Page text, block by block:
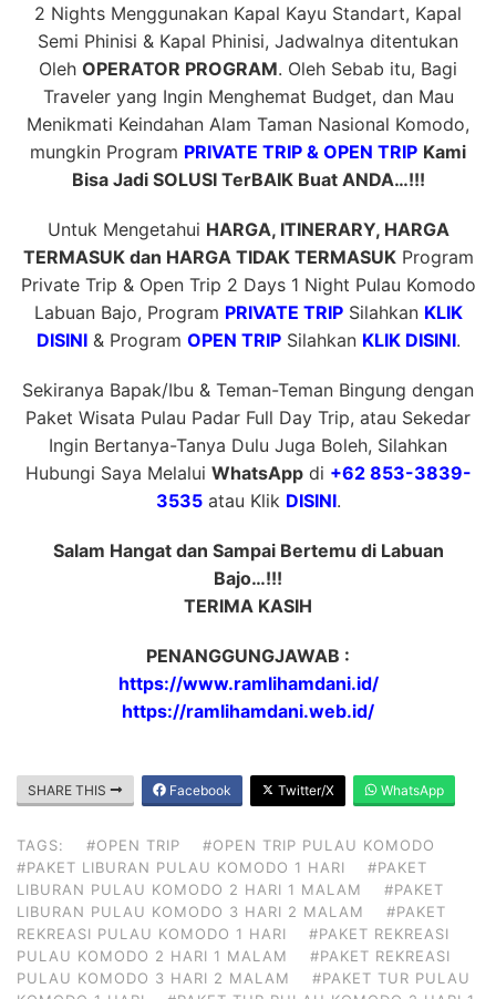
2 Nights Menggunakan Kapal Kayu Standart, Kapal
Semi Phinisi & Kapal Phinisi, Jadwalnya ditentukan
Oleh OPERATOR PROGRAM. Oleh Sebab itu, Bagi
Traveler yang Ingin Menghemat Budget, dan Mau
Menikmati Keindahan Alam Taman Nasional Komodo,
mungkin Program PRIVATE TRIP & OPEN TRIP Kami
Bisa Jadi SOLUSI TerBAIK Buat ANDA…!!!
Untuk Mengetahui HARGA, ITINERARY, HARGA
TERMASUK dan HARGA TIDAK TERMASUKProgram
Private Trip & Open Trip 2 Days 1 Night Pulau Komodo
Labuan Bajo, Program PRIVATE TRIPSilahkan KLIK
DISINI& Program OPEN TRIPSilahkan KLIK DISINI.
Sekiranya Bapak/Ibu & Teman-Teman Bingung dengan
Paket Wisata Pulau Padar Full Day Trip, atau Sekedar
Ingin Bertanya-Tanya Dulu Juga Boleh, Silahkan
Hubungi Saya Melalui WhatsAppdi +62 853-3839-
3535atau Klik DISINI.
Salam Hangat dan Sampai Bertemu di Labuan
Bajo…!!!
TERIMA KASIH
PENANGGUNGJAWAB :
https://www.ramlihamdani.id/
https://ramlihamdani.web.id/
SHARE THIS Facebook Twitter/X WhatsApp
TAGS: #OPEN TRIP
#OPEN TRIP PULAU KOMODO
#PAKET LIBURAN PULAU KOMODO 1 HARI
#PAKET
LIBURAN PULAU KOMODO 2 HARI 1 MALAM
#PAKET
LIBURAN PULAU KOMODO 3 HARI 2 MALAM
#PAKET
REKREASI PULAU KOMODO 1 HARI
#PAKET REKREASI
PULAU KOMODO 2 HARI 1 MALAM
#PAKET REKREASI
PULAU KOMODO 3 HARI 2 MALAM
#PAKET TUR PULAU